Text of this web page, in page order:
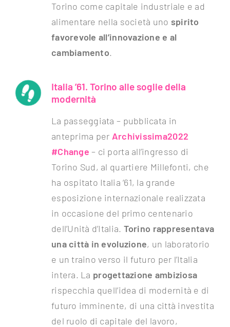
Torino come capitale industriale e ad
alimentare nella società uno spirito
favorevole all’innovazione e al
cambiamento.
Italia ’61. Torino alle soglie della
modernità
La passeggiata – pubblicata in
anteprima per Archivissima2022
#Change – ci porta all’ingresso di
Torino Sud, al quartiere Millefonti, che
ha ospitato Italia ‘61, la grande
esposizione internazionale realizzata
in occasione del primo centenario
dell’Unità d’Italia. Torino rappresentava
una città in evoluzione, un laboratorio
e un traino verso il futuro per l’Italia
intera. La progettazione ambiziosa
rispecchia quell’idea di modernità e di
futuro imminente, di una città investita
del ruolo di capitale del lavoro,